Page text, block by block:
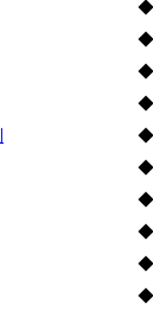
◆
◆
◆
◆
◆
◆
◆
◆
◆
◆